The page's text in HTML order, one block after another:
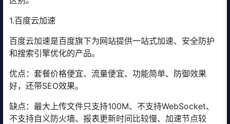
1.百度云加速
百度云加速是百度旗下为网站提供一站式加速、安全防护
和搜索引擎优化的产品。
优点：套餐价格便宜、流量便宜、功能简单、防御效果
好，还带SEO效果。
缺点：最大上传文件只支持100M、不支持WebSocket、
不支持自义防火墙、报表更新时间比较慢、加速节点较